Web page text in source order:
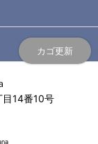
カゴ更新
14番10号